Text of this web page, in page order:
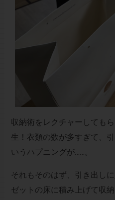
収納術をレクチャーしても
生！衣類の数が多すぎて、
いうハプニングが……。
それもそのはず、引き出し
ゼットの床に積み上げて収